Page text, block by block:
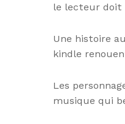
le lecteur doit
Une histoire
kindle
Les
musique qui